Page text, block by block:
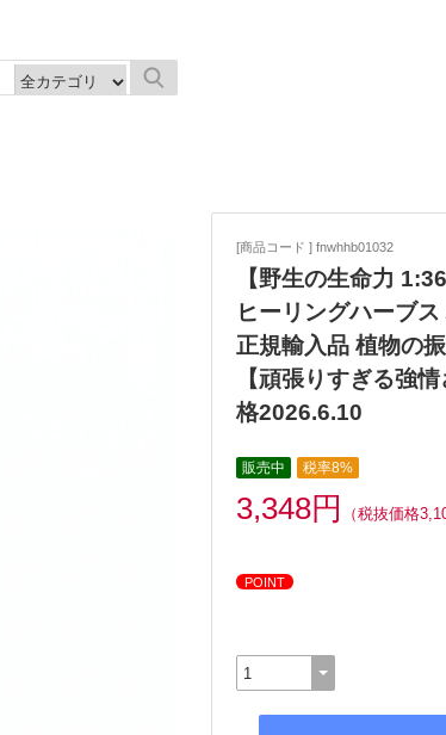
[商品コード ] fnwhhb01032
【野生の生命力
ヒーリングハーブ
正規輸入品 植物の
【頑張りすぎる強
格2026.6.10
販売中 税率8%
3,348円 （税抜価格
POINT